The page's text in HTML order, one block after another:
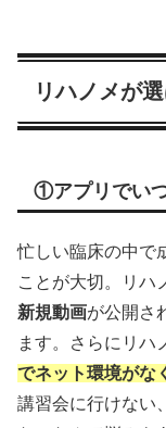
リハノメが
①アプリでい
忙しい臨床の中で
ことが大切。リハ
新規動画が公開さ
ます。さらにリハ
でネット環境がな
講習会に行けない